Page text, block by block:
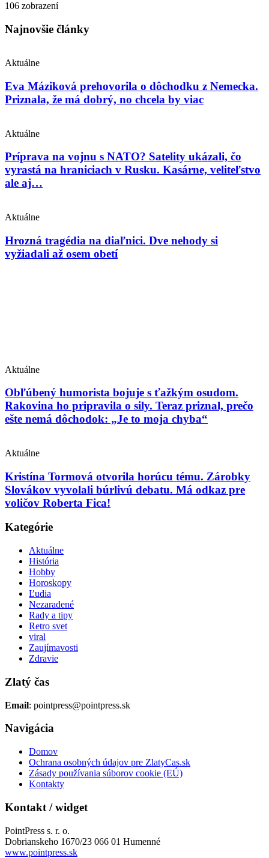
106 zobrazení
Najnovšie články
Aktuálne
Eva Máziková prehovorila o dôchodku z Nemecka.
Priznala, že má dobrý, no chcela by viac
Aktuálne
Príprava na vojnu s NATO? Satelity ukázali, čo
vyrastá na hraniciach v Rusku. Kasárne, veliteľstvo
ale aj…
Aktuálne
Hrozná tragédia na diaľnici. Dve nehody si
vyžiadali až osem obetí
Aktuálne
Obľúbený humorista bojuje s ťažkým osudom.
Rakovina ho pripravila o sily. Teraz priznal, prečo
ešte nemá dôchodok: „Je to moja chyba“
Aktuálne
Kristína Tormová otvorila horúcu tému. Zárobky
Slovákov vyvolali búrlivú debatu. Má odkaz pre
voličov Roberta Fica!
Kategórie
Aktuálne
História
Hobby
Horoskopy
Ľudia
Nezaradené
Rady a tipy
Retro svet
viral
Zaujímavosti
Zdravie
Zlatý čas
Email: pointpress@pointpress.sk
Navigácia
Domov
Ochrana osobných údajov pre ZlatyCas.sk
Zásady používania súborov cookie (EÚ)
Kontakty
Kontakt / widget
PointPress s. r. o.
Dobrianskeho 1670/23 066 01 Humenné
www.pointpress.sk